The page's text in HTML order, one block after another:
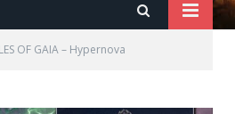
OF GAIA – Hypernova